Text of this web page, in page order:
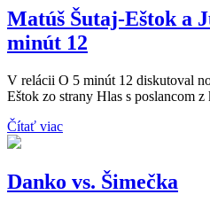
Matúš Šutaj-Eštok a
minút 12
V relácii O 5 minút 12 diskutoval
Eštok zo strany Hlas s poslancom
Čítať viac
Danko vs. Šimečka